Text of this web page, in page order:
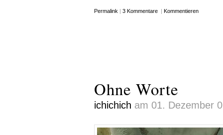
Permalink | 3 Kommentare | Kommentieren
Ohne Worte
ichichich am 01. Dezember